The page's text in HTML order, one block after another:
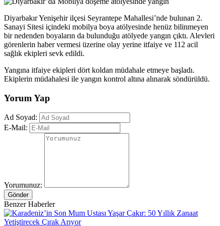
Diyarbakır Yenişehir ilçesi Seyrantepe Mahallesi’nde bulunan 2.
Sanayi Sitesi içindeki mobilya boya atölyesinde henüz bilinmeyen
bir nedenden boyaların da bulunduğu atölyede yangın çıktı. Alevleri
görenlerin haber vermesi üzerine olay yerine itfaiye ve 112 acil
sağlık ekipleri sevk edildi.
Yangına itfaiye ekipleri dört koldan müdahale etmeye başladı.
Ekiplerin müdahalesi ile yangın kontrol altına alınarak söndürüldü.
Yorum Yap
Ad Soyad:
E-Mail:
Yorumunuz:
Gönder
Benzer Haberler